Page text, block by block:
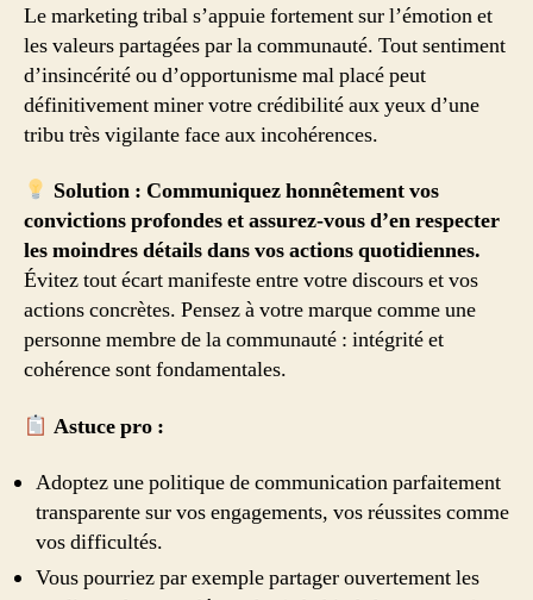
Le marketing tribal s’appuie fortement sur l’émotion et
les valeurs partagées par la communauté. Tout sentiment
d’insincérité ou d’opportunisme mal placé peut
définitivement miner votre crédibilité aux yeux d’une
tribu très vigilante face aux incohérences.
Solution : Communiquez honnêtement vos
convictions profondes et assurez-vous d’en respecter
les moindres détails dans vos actions quotidiennes.
Évitez tout écart manifeste entre votre discours et vos
actions concrètes. Pensez à votre marque comme une
personne membre de la communauté : intégrité et
cohérence sont fondamentales.
Astuce pro :
Adoptez une politique de communication parfaitement
transparente sur vos engagements, vos réussites comme
vos difficultés.
Vous pourriez par exemple partager ouvertement les